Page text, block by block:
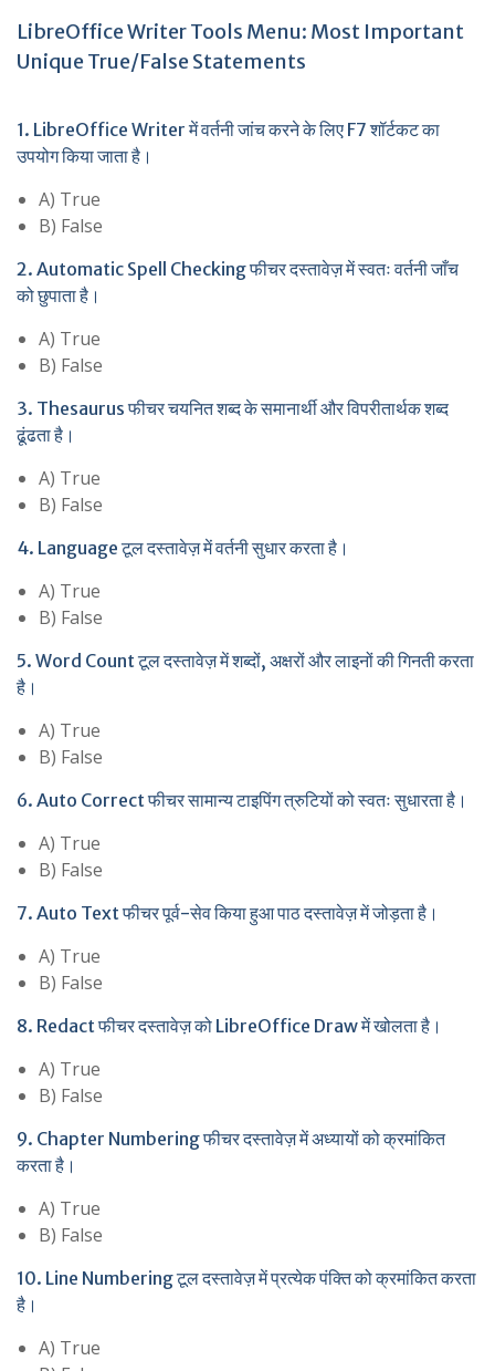
LibreOffice Writer Tools Menu: Most Important
Unique True/False Statements
1. LibreOffice Writer में वर्तनी जांच करने के लिए F7 शॉर्टकट का
उपयोग किया जाता है।
A) True
B) False
2. Automatic Spell Checking फीचर दस्तावेज़ में स्वतः वर्तनी जाँच
को छुपाता है।
A) True
B) False
3. Thesaurus फीचर चयनित शब्द के समानार्थी और विपरीतार्थक शब्द
ढूंढता है।
A) True
B) False
4. Language टूल दस्तावेज़ में वर्तनी सुधार करता है।
A) True
B) False
5. Word Count टूल दस्तावेज़ में शब्दों, अक्षरों और लाइनों की गिनती करता
है।
A) True
B) False
6. Auto Correct फीचर सामान्य टाइपिंग त्रुटियों को स्वतः सुधारता है।
A) True
B) False
7. Auto Text फीचर पूर्व-सेव किया हुआ पाठ दस्तावेज़ में जोड़ता है।
A) True
B) False
8. Redact फीचर दस्तावेज़ को LibreOffice Draw में खोलता है।
A) True
B) False
9. Chapter Numbering फीचर दस्तावेज़ में अध्यायों को क्रमांकित
करता है।
A) True
B) False
10. Line Numbering टूल दस्तावेज़ में प्रत्येक पंक्ति को क्रमांकित करता
है।
A) True